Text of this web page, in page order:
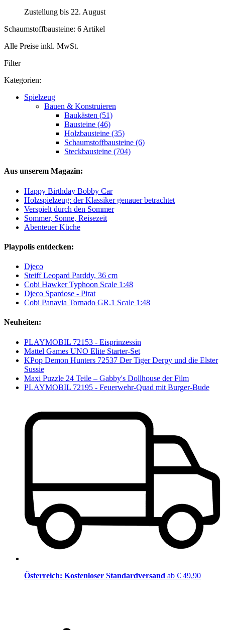
Zustellung bis 22. August
Schaumstoffbausteine: 6 Artikel
Alle Preise inkl. MwSt.
Filter
Kategorien:
Spielzeug
Bauen & Konstruieren
Baukästen (51)
Bausteine (46)
Holzbausteine (35)
Schaumstoffbausteine (6)
Steckbausteine (704)
Aus unserem Magazin:
Happy Birthday Bobby Car
Holzspielzeug: der Klassiker genauer betrachtet
Verspielt durch den Sommer
Sommer, Sonne, Reisezeit
Abenteuer Küche
Playpolis entdecken:
Djeco
Steiff Leopard Parddy, 36 cm
Cobi Hawker Typhoon Scale 1:48
Djeco Spardose - Pirat
Cobi Panavia Tornado GR.1 Scale 1:48
Neuheiten:
PLAYMOBIL 72153 - Eisprinzessin
Mattel Games UNO Elite Starter-Set
KPop Demon Hunters 72537 Der Tiger Derpy und die Elster
Sussie
Maxi Puzzle 24 Teile – Gabby's Dollhouse der Film
PLAYMOBIL 72195 - Feuerwehr-Quad mit Burger-Bude
Österreich: Kostenloser Standardversand ab € 49,90